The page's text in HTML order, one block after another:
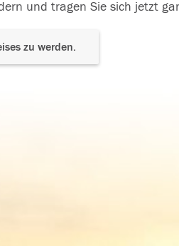
und tragen Sie sich jetzt
zu werden.